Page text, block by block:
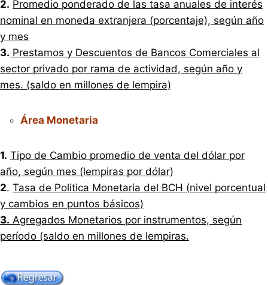
2. Promedio ponderado de las tasa anuales de interés
nominal en moneda extranjera (porcentaje), según año
y mes
3. Prestamos y Descuentos de Bancos Comerciales al
sector privado por rama de actividad, según año y
mes. (saldo en millones de lempira)
Área Monetaria
1. Tipo de Cambio promedio de venta del dólar por
año, según mes (lempiras por dólar)
2. Tasa de Politica Monetaria del BCH (nivel porcentual
y cambios en puntos básicos)
3. Agregados Monetarios por instrumentos, según
período (saldo en millones de lempiras.